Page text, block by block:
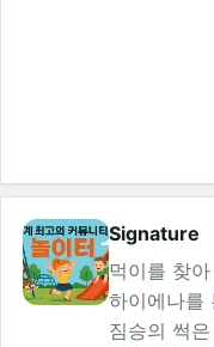
Signature
먹이를 찾
하이에나를
짐승의 썩